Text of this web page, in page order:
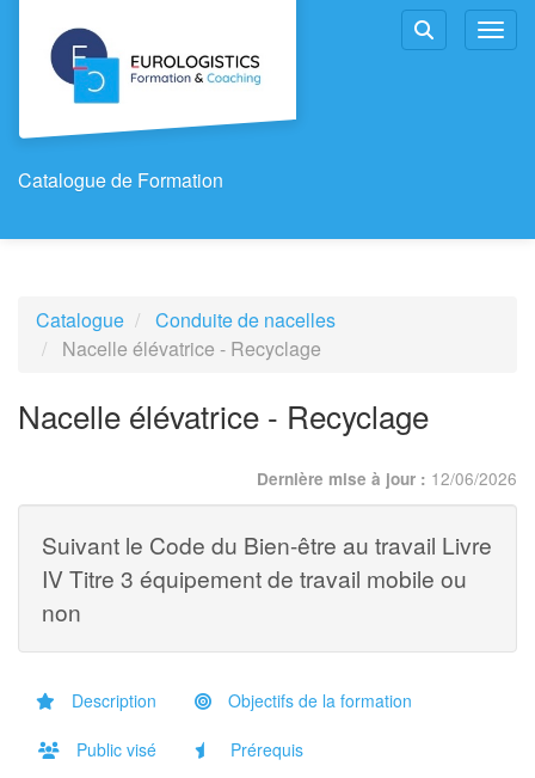
Aller au menu principal
Aller au contenu principal
Personnaliser l'interface
Rechercher
Catalogue de Formation
Catalogue
Conduite de nacelles
Nacelle élévatrice - Recyclage
Nacelle élévatrice - Recyclage
Dernière mise à jour : 12/06/2026
Suivant le Code du Bien-être au travail Livre
IV Titre 3 équipement de travail mobile ou
non
Description Objectifs de la formation
Public visé Prérequis